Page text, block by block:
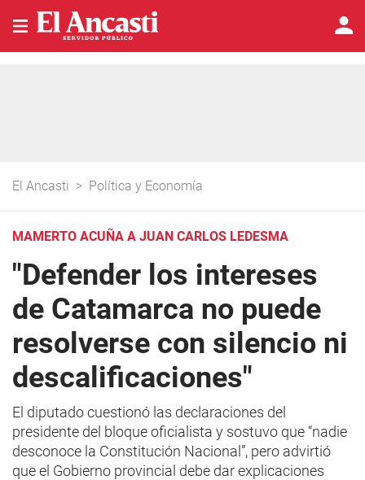
El Ancasti > Política y Economía
MAMERTO ACUÑA A JUAN CARLOS LEDESMA
"Defender los intereses
de Catamarca no puede
resolverse con silencio ni
descalificaciones"
El diputado cuestionó las declaraciones del
presidente del bloque oficialista y sostuvo que “nadie
desconoce la Constitución Nacional”, pero advirtió
que el Gobierno provincial debe dar explicaciones